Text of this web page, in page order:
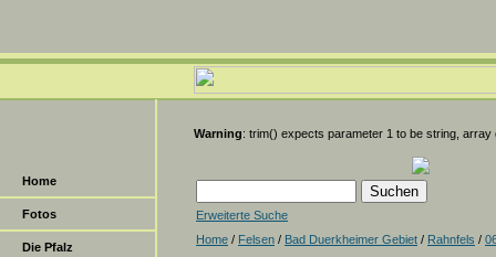
Home
Fotos
Die Pfalz
Warning: trim() expects parameter 1 to be string,
Erweiterte Suche
Home / Felsen / Bad Duerkheimer Gebiet / Rahnfels /